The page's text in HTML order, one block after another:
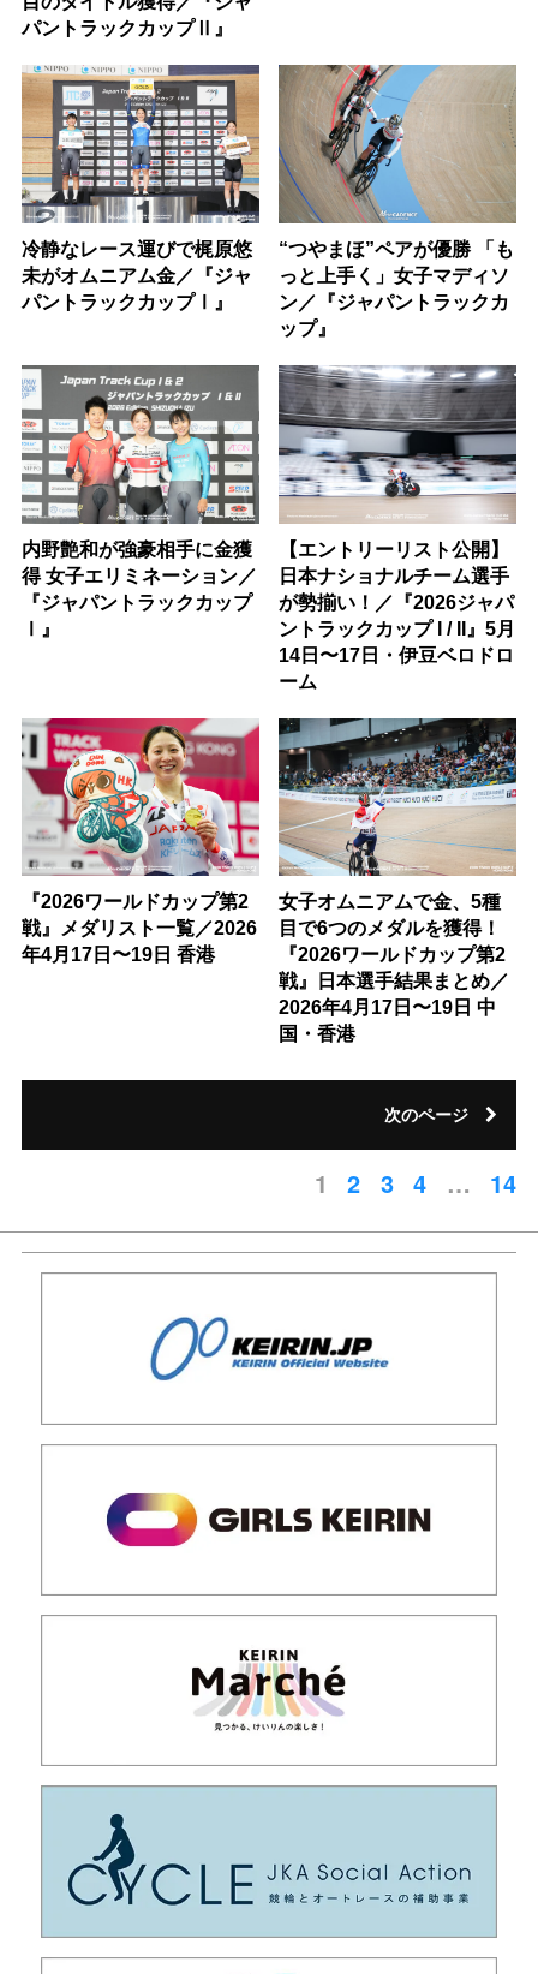
パントラックカップⅡ』
冷静なレース運びで梶原悠
未がオムニアム金／『ジャ
パントラックカップⅠ』
“つやまほ”ペアが優勝 「も
っと上手く」女子マディソ
ン／『ジャパントラックカ
ップ』
内野艶和が強豪相手に金獲
得 女子エリミネーション／
『ジャパントラックカップ
Ⅰ』
【エントリーリスト公開】
日本ナショナルチーム選手
が勢揃い！／『2026ジャパ
ントラックカップ I / II』5月
14日〜17日・伊豆ベロドロ
ーム
『2026ワールドカップ第2
戦』メダリスト一覧／2026
年4月17日〜19日 香港
女子オムニアムで金、5種
目で6つのメダルを獲得！
『2026ワールドカップ第2
戦』日本選手結果まとめ／
2026年4月17日〜19日 中
国・香港
次のページ
1 2 3 4 … 14